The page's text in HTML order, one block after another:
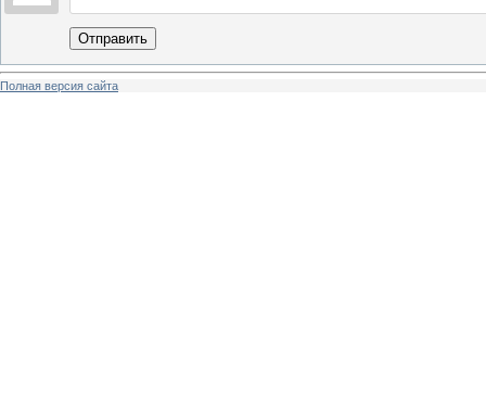
Отправить
Полная версия сайта